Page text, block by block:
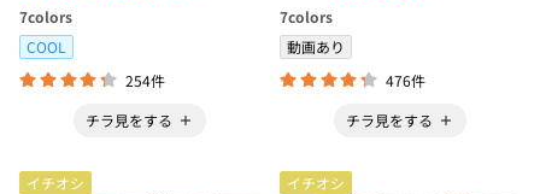
7colors
COOL
254件
チラ見をする
7colors
動画あり
476件
チラ見をする
イチオシ イチオシ